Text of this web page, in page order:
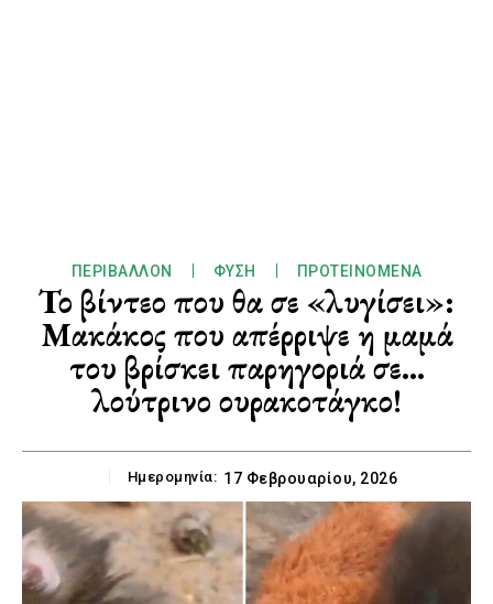
ΠΕΡΙΒΆΛΛΟΝ ΦΎΣΗ ΠΡΟΤΕΙΝΌΜΕΝΑ
Το βίντεο που θα σε «λυγίσει»:
Μακάκος που απέρριψε η μαμά
του βρίσκει παρηγοριά σε…
λούτρινο ουρακοτάγκο!
Ημερομηνία: 17 Φεβρουαρίου, 2026